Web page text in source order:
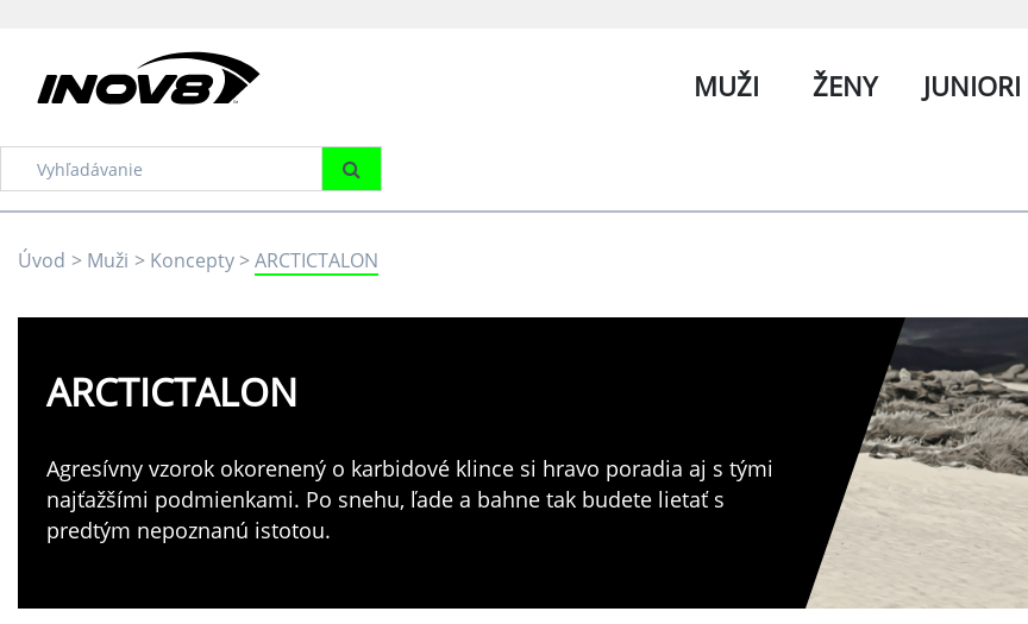
MUŽI ŽENY JUNIORI
Úvod Muži Koncepty ARCTICTALON
ARCTICTALON
Agresívny vzorok okorenený o karbidové klince si hravo poradia aj s tými
najťažšími podmienkami. Po snehu, ľade a bahne tak budete lietať s
predtým nepoznanú istotou.